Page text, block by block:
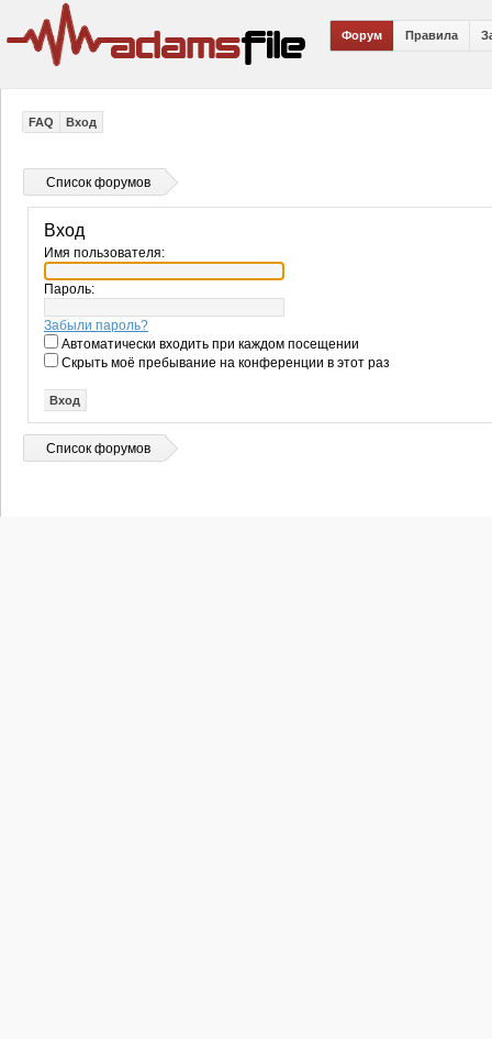
Форум Правила
FAQ Вход
Список форумов
Вход
Имя пользователя:
Пароль:
Забыли пароль?
Автоматически входить при каждом посещении
Скрыть моё пребывание на конференции в этот раз
Список форумов